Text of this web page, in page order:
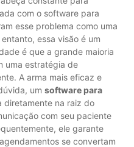
com o software para
esse problema como uma
essa visão é um
é que a grande maioria
uma estratégia de
A arma mais eficaz e
umsoftware para
diretamente na raiz do
com seu paciente
ele garante
se convertam